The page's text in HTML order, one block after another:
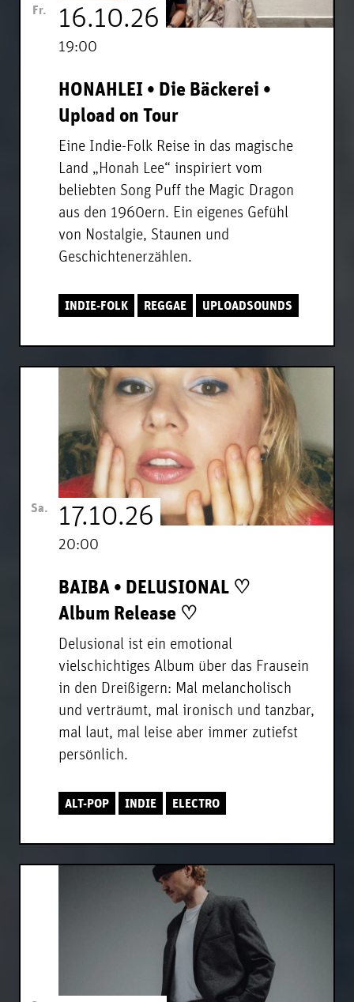
Fr. 16.10.26
19:00
HONAHLEI • Die Bäckerei •
Upload on Tour
Eine Indie-Folk Reise in das magische
Land „Honah Lee“ inspiriert vom
beliebten Song Puff the Magic Dragon
aus den 1960ern. Ein eigenes Gefühl
von Nostalgie, Staunen und
Geschichtenerzählen.
INDIE-FOLK REGGAE UPLOADSOUNDS
Sa. 17.10.26
20:00
BAIBA • DELUSIONAL ♡
Album Release ♡
Delusional ist ein emotional
vielschichtiges Album über das Frausein
in den Dreißigern: Mal melancholisch
und verträumt, mal ironisch und tanzbar,
mal laut, mal leise aber immer zutiefst
persönlich.
ALT-POP INDIE ELECTRO